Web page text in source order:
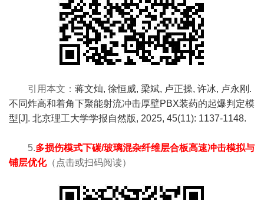
引用本文： 蒋文灿, 徐恒威, 梁斌, 卢正操, 许冰, 卢永刚.
不同炸高和着角下聚能射流冲击厚壁PBX装药的起爆判定模
型[J]. 北京理工大学学报自然版, 2025, 45(11): 1137-1148.
5.多损伤模式下碳/玻璃混杂纤维层合板高速冲击模拟与
铺层优化（ 点击或扫码阅读）